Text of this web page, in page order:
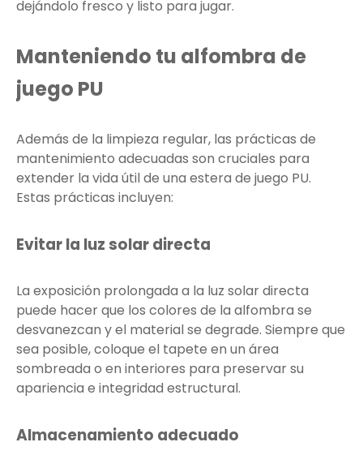
dejándolo fresco y listo para jugar.
Manteniendo tu alfombra de
juego PU
Además de la limpieza regular, las prácticas de
mantenimiento adecuadas son cruciales para
extender la vida útil de una estera de juego PU.
Estas prácticas incluyen:
Evitar la luz solar directa
La exposición prolongada a la luz solar directa
puede hacer que los colores de la alfombra se
desvanezcan y el material se degrade. Siempre que
sea posible, coloque el tapete en un área
sombreada o en interiores para preservar su
apariencia e integridad estructural.
Almacenamiento adecuado